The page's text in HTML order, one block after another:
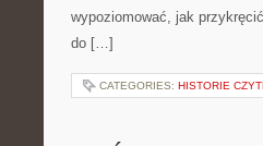
wypoziomować, jak
do […]
CATEGORIES: HISTORIE